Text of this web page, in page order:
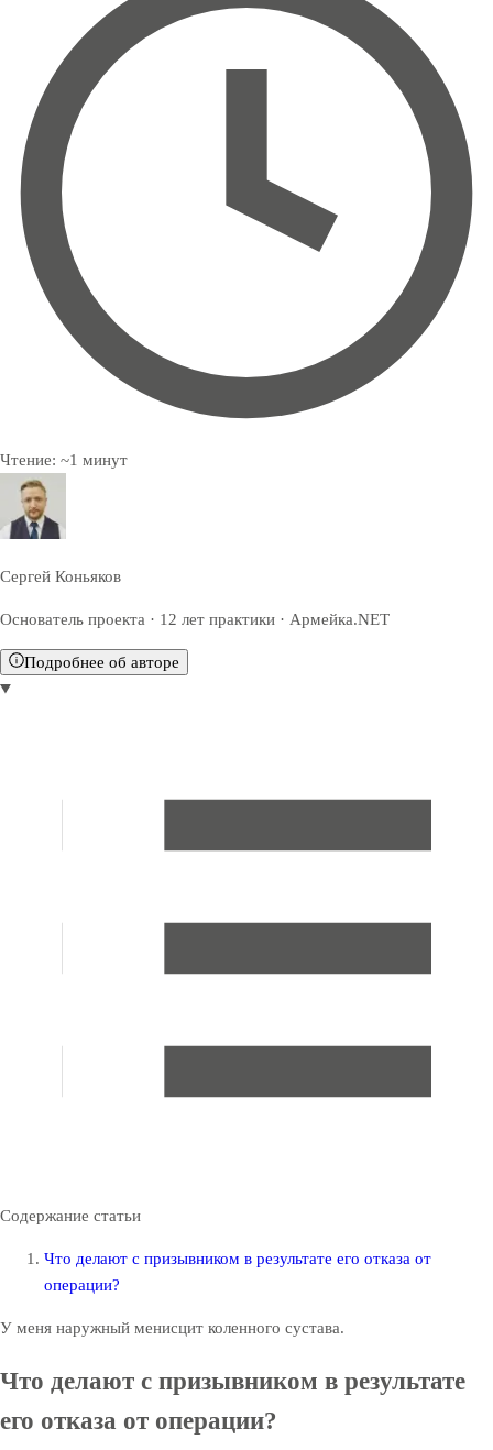
Чтение: ~1 минут
Сергей Коньяков
Основатель проекта · 12 лет практики · Армейка.NET
Подробнее об авторе
Содержание статьи
Что делают с призывником в результате его отказа от
операции?
У меня наружный менисцит коленного сустава.
Что делают с призывником в результате
его отказа от операции?